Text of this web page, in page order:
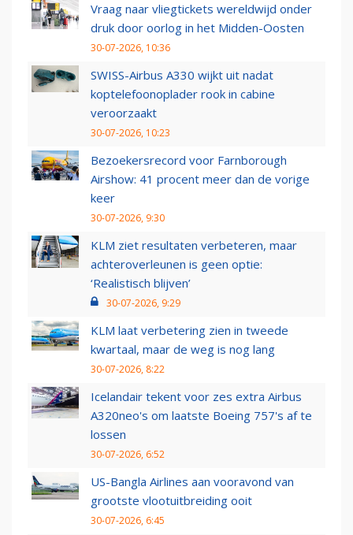
Vraag naar vliegtickets wereldwijd onder
druk door oorlog in het Midden-Oosten
30-07-2026, 10:36
SWISS-Airbus A330 wijkt uit nadat
koptelefoonoplader rook in cabine
veroorzaakt
30-07-2026, 10:23
Bezoekersrecord voor Farnborough
Airshow: 41 procent meer dan de vorige
keer
30-07-2026, 9:30
KLM ziet resultaten verbeteren, maar
achteroverleunen is geen optie:
‘Realistisch blijven’
30-07-2026, 9:29
KLM laat verbetering zien in tweede
kwartaal, maar de weg is nog lang
30-07-2026, 8:22
Icelandair tekent voor zes extra Airbus
A320neo's om laatste Boeing 757's af te
lossen
30-07-2026, 6:52
US-Bangla Airlines aan vooravond van
grootste vlootuitbreiding ooit
30-07-2026, 6:45